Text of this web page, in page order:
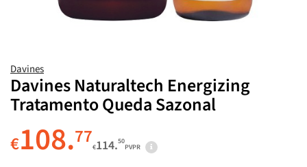
Davines
Davines Naturaltech Energizing
Tratamento Queda Sazonal
€108.77€114.50
PVPR